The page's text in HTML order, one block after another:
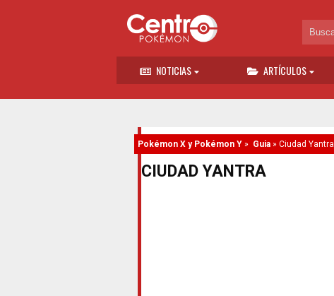
NOTICIAS ARTÍCULOS
Pokémon X y Pokémon Y» Guia» Ciudad Yantra
CIUDAD YANTRA